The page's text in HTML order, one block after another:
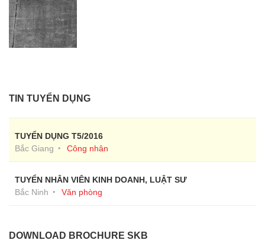
TIN TUYỂN DỤNG
TUYỂN DỤNG T5/2016
Bắc Giang
Công nhân
TUYỂN NHÂN VIÊN KINH DOANH, LUẬT SƯ
Bắc Ninh
Văn phòng
DOWNLOAD BROCHURE SKB